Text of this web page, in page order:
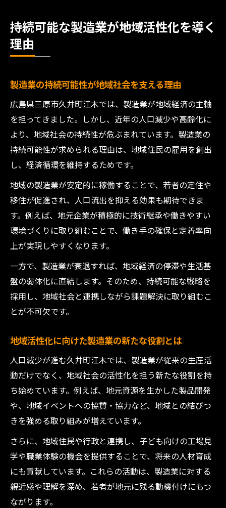
持続可能な製造業が地域活性化を導く
理由
製造業の持続可能性が地域社会を支える理由
広島県三原市久井町江木では、製造業が地域経済の主軸
を担ってきました。しかし、近年の人口減少や高齢化に
より、地域社会の持続性が危ぶまれています。製造業の
持続可能性が求められる理由は、地域住民の雇用を創出
し、経済循環を維持するためです。
地域の製造業が安定的に稼働することで、若者の定住や
移住が促進され、人口流出を抑える効果も期待できま
す。例えば、地元企業が積極的に技術継承や働きやすい
環境づくりに取り組むことで、働き手の確保と定着率向
上が実現しやすくなります。
一方で、製造業が衰退すれば、地域経済の停滞や生活基
盤の弱体化に直結します。そのため、持続可能な戦略を
採用し、地域社会と連携しながら課題解決に取り組むこ
とが不可欠です。
地域活性化に向けた製造業の新たな役割とは
人口減少が進む久井町江木では、製造業が従来の生産活
動だけでなく、地域社会の活性化を担う新たな役割を持
ち始めています。例えば、地元資源を生かした製品開発
や、地域イベントへの協賛・協力など、地域との結びつ
きを強める取り組みが増えています。
さらに、地域住民や行政と連携し、子ども向けの工場見
学や職業体験の機会を提供することで、将来の人材育成
にも貢献しています。これらの活動は、製造業に対する
親近感や理解を深め、若者が地元に残る動機付けにもつ
ながります。